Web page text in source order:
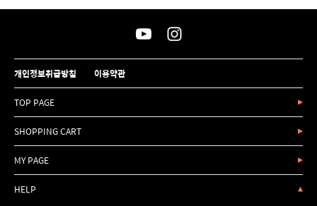
개인정보취급방침 이용약관
TOP PAGE
SHOPPING CART
MY PAGE
HELP